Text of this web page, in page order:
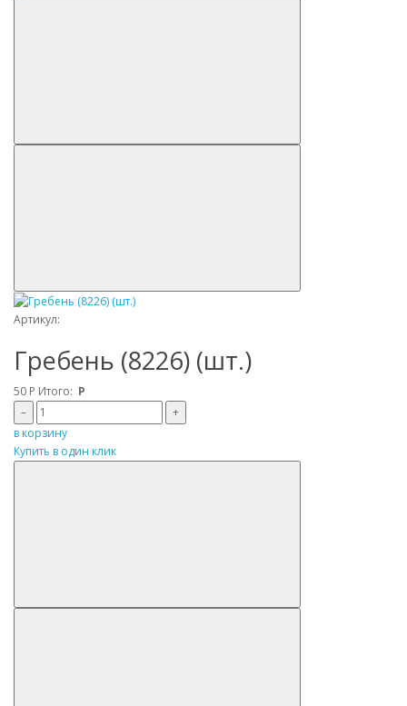
Артикул:
Гребень (8226) (шт.)
50 Р Итого: Р
–
+
в корзину
Купить в один клик